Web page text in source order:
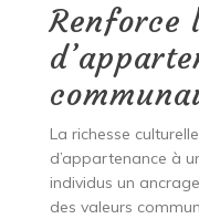
Renforce
La richesse
d’appartenance à
individus un
des valeurs